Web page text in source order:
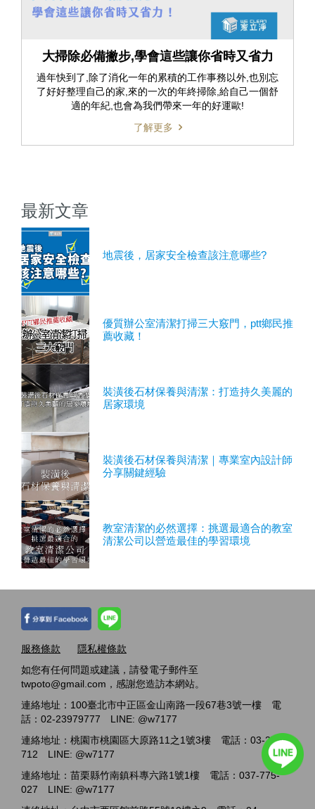
大掃除必備撇步,學會這些讓你省時又省力
過年快到了,除了消化一年的累積的工作事務以外,也別忘
了好好整理自己的家,來的一次的年終掃除,給自己一個舒
適的年紀,也會為我們帶來一年的好運歐!
了解更多
最新文章
地震後，居家安全檢查該注意哪些?
優質辦公室清潔打掃三大竅門，ptt鄉民推
薦收藏！
裝潢後石材保養與清潔：打造持久美麗的
居家環境
裝潢後石材保養與清潔｜專業室內設計師
分享關鍵經驗
教室清潔的必然選擇：挑選最適合的教室
清潔公司以營造最佳的學習環境
服務條款
隱私權條款
如您有任何問題或建議，請發電子郵件至
twpoto@gmail.com，感謝您造訪本網站。
連絡地址：100臺北市中正區金山南路一段67巷3號一樓 電
話：02-23979777 LINE: @w7177
連絡地址：桃園市桃園區大原路11之1號3樓 電話：03-2717-
712 LINE: @w7177
連絡地址：苗栗縣竹南鎮科專六路1號1樓 電話：037-775-
027 LINE: @w7177